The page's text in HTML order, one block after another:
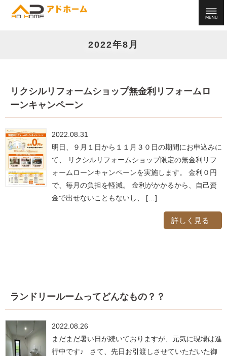
2022年8月
リクシルリフォームショップ無金利リフォームロ
ーンキャンペーン
2022.08.31
明日、９月１日から１１月３０日の期間にお申込みに
て、 リクシルリフォームショップ限定の無金利リフ
ォームローンキャンペーンを実施します。 金利０円
で、毎月の負担を軽減。 金利がかかるから、自己資
金で出せないこともないし、 […]
詳しく見る
ランドリールームってどんなもの？？
2022.08.26
まだまだ暑い日が続いておりますが、元気に現場は進
行中です♪ さて、先日お引渡しさせていただいた御